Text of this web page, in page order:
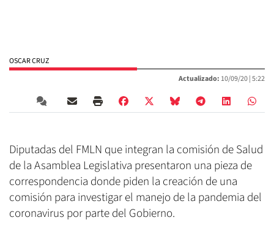
OSCAR CRUZ
Actualizado: 10/09/20 |5:22
Diputadas del FMLN que integran la comisión de Salud
de la Asamblea Legislativa presentaron una pieza de
correspondencia donde piden la creación de una
comisión para investigar el manejo de la pandemia del
coronavirus por parte del Gobierno.